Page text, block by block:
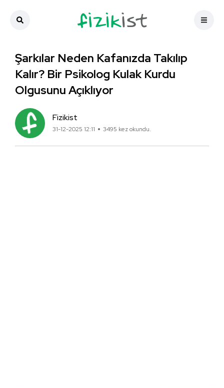
Şarkılar Neden Kafanızda Takılıp
Kalır? Bir Psikolog Kulak Kurdu
Olgusunu Açıklıyor
Fizikist
31-12-2025 12:11 3495 kez okundu.